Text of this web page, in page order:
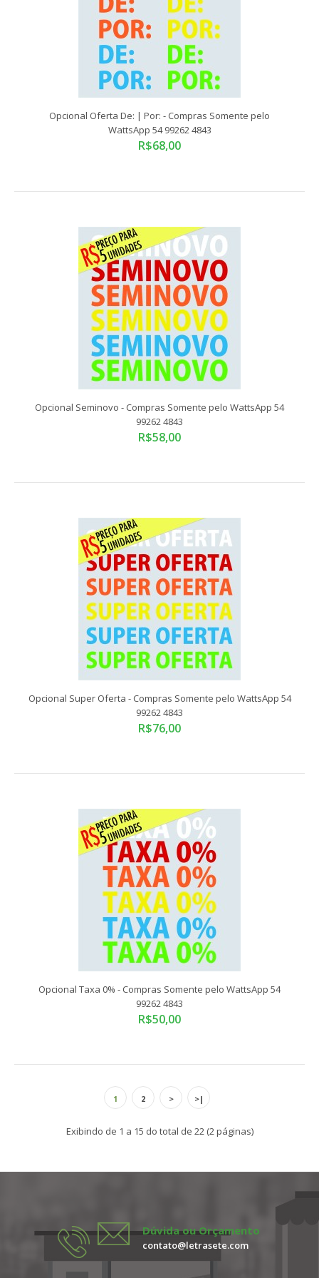
Compras somente pelo WattsApp 54 99262 4843Tamanho
Padrão: 90x10,5 cmADESIVO VINIL RECORTADO E..
Opcional IPVA Grátis - Compras Somente pelo WattsApp 54
99262 4843
R$73,00
Compras somente pelo WattsApp 54 99262 4843Tamanho
Padrão: 66x10,5 cmADESIVO VINIL RECORTADO E..
Opcional Oferta De: | Por: - Compras Somente pelo
WattsApp 54 99262 4843
R$68,00
Compras somente pelo WattsApp 54 99262 4843Tamanho
Opcional Oferta De: | Por: - Compras Somente pelo
WattsApp 54 99262 4843
R$68,00
Opcional Seminovo - Compras Somente pelo WattsApp 54
99262 4843
R$58,00
Opcional Super Oferta - Compras Somente pelo WattsApp 54
99262 4843
R$76,00
Opcional Taxa 0% - Compras Somente pelo WattsApp 54
99262 4843
R$50,00
1 2 > >|
Exibindo de 1 a 15 do total de 22 (2 páginas)
Dúvida ou Orçamento
contato@letrasete.com